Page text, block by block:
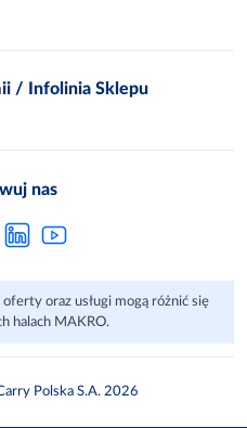
Online
/ Infolinia Sklepu
nas
oraz usługi mogą różnić się
halach MAKRO.
Polska S.A. 2026